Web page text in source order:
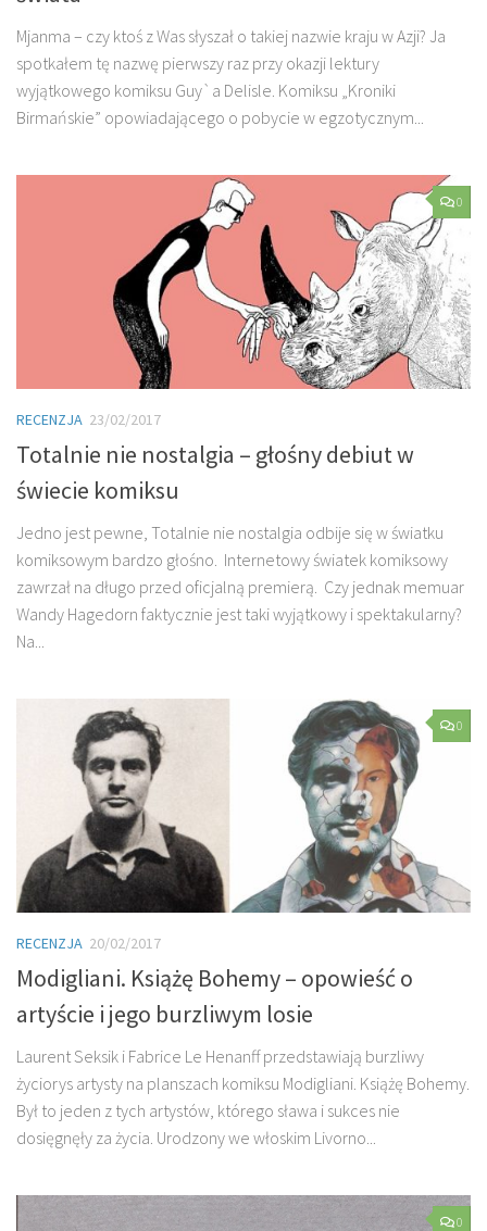
Mjanma – czy ktoś z Was słyszał o takiej nazwie kraju w Azji? Ja
spotkałem tę nazwę pierwszy raz przy okazji lektury
wyjątkowego komiksu Guy`a Delisle. Komiksu „Kroniki
Birmańskie” opowiadającego o pobycie w egzotycznym...
0
RECENZJA 23/02/2017
Totalnie nie nostalgia – głośny debiut w
świecie komiksu
Jedno jest pewne, Totalnie nie nostalgia odbije się w światku
komiksowym bardzo głośno. Internetowy światek komiksowy
zawrzał na długo przed oficjalną premierą. Czy jednak memuar
Wandy Hagedorn faktycznie jest taki wyjątkowy i spektakularny?
Na...
0
RECENZJA 20/02/2017
Modigliani. Książę Bohemy – opowieść o
artyście i jego burzliwym losie
Laurent Seksik i Fabrice Le Henanff przedstawiają burzliwy
życiorys artysty na planszach komiksu Modigliani. Książę Bohemy.
Był to jeden z tych artystów, którego sława i sukces nie
dosięgnęły za życia. Urodzony we włoskim Livorno...
0